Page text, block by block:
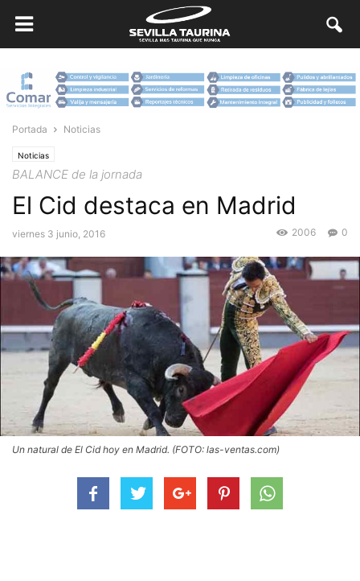
Portada Noticias
Noticias
BALANCE de la jornada
El Cid destaca en Madrid
viernes 3 junio, 2016 0
2006
Un natural de El Cid hoy en Madrid. (FOTO: las-ventas.com)